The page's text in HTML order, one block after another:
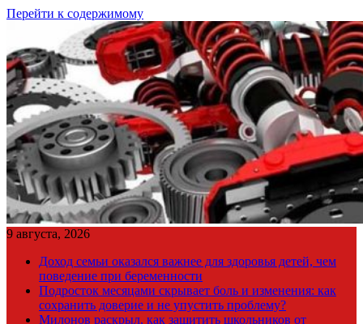
Перейти к содержимому
9 августа, 2026
Доход семьи оказался важнее для здоровья детей, чем
поведение при беременности
Подросток месяцами скрывает боль и изменения: как
сохранить доверие и не упустить проблему?
Милонов раскрыл, как защитить школьников от